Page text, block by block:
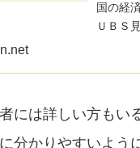
国の経
ＵＢＳ
には詳しい方もい
分かりやすいよう